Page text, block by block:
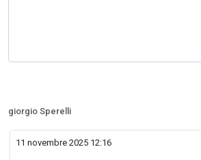
giorgio Sperelli
11 novembre 2025 12:16